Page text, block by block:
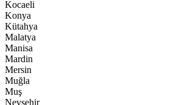
Kocaeli
Konya
Kütahya
Malatya
Manisa
Mardin
Mersin
Muğla
Muş
Nevşehir